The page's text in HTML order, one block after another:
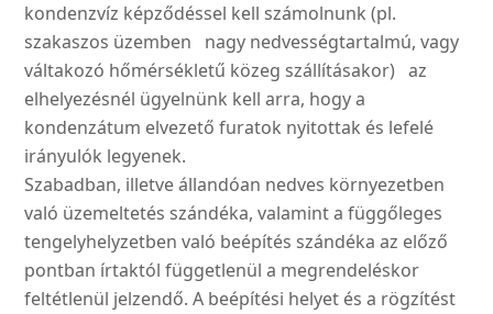
kondenzvíz kép­ződéssel kell számolnunk (pl.
szakaszos üzemben nagy nedvességtartalmú, vagy
vál­takozó hőmérsékletű közeg szállításakor) az
elhelyezés­nél ügyelnünk kell arra, hogy a
kondenzátum elvezető fura­tok nyitottak és lefelé
irányu­lók legyenek.
Szabadban, illetve állandóan nedves környezetben
való üzemeltetés szándéka, vala­mint a függőleges
tengely­helyzetben való beépítés szándéka az előző
pontban írtaktól függetlenül a megren­deléskor
feltétlenül jelzendő. A beépítési helyet és a rögzí­tést